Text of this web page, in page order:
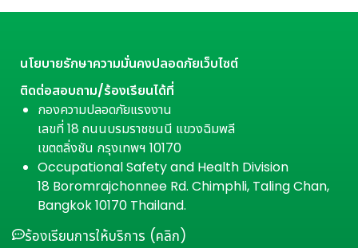
นโยบายรักษาความมั่นคงปลอดภัยเว็บไซต์
ติดต่อสอบถาม/ร้องเรียนได้ที่
กองความปลอดภัยแรงงาน
เลขที่ 18 ถนนบรมราชชนนี แขวงฉิมพลี
เขตตลิ่งชัน กรุงเทพฯ 10170
Occupational Safety and Health Division
18 Boromrajchonnee Rd. Chimphli, Taling Chan,
Bangkok 10170 Thailand.
ร้องเรียนการให้บริการ (คลิก)